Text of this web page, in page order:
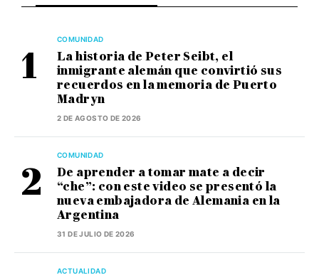
COMUNIDAD
La historia de Peter Seibt, el
inmigrante alemán que convirtió sus
recuerdos en la memoria de Puerto
Madryn
2 DE AGOSTO DE 2026
COMUNIDAD
De aprender a tomar mate a decir
“che”: con este video se presentó la
nueva embajadora de Alemania en la
Argentina
31 DE JULIO DE 2026
ACTUALIDAD